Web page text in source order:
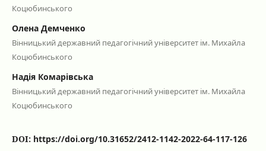
Коцюбинського
Олена Демченко
Вінницький державний педагогічний університет ім. Михайла
Коцюбинського
Надія Комарівська
Вінницький державний педагогічний університет ім. Михайла
Коцюбинського
DOI: https://doi.org/10.31652/2412-1142-2022-64-117-126